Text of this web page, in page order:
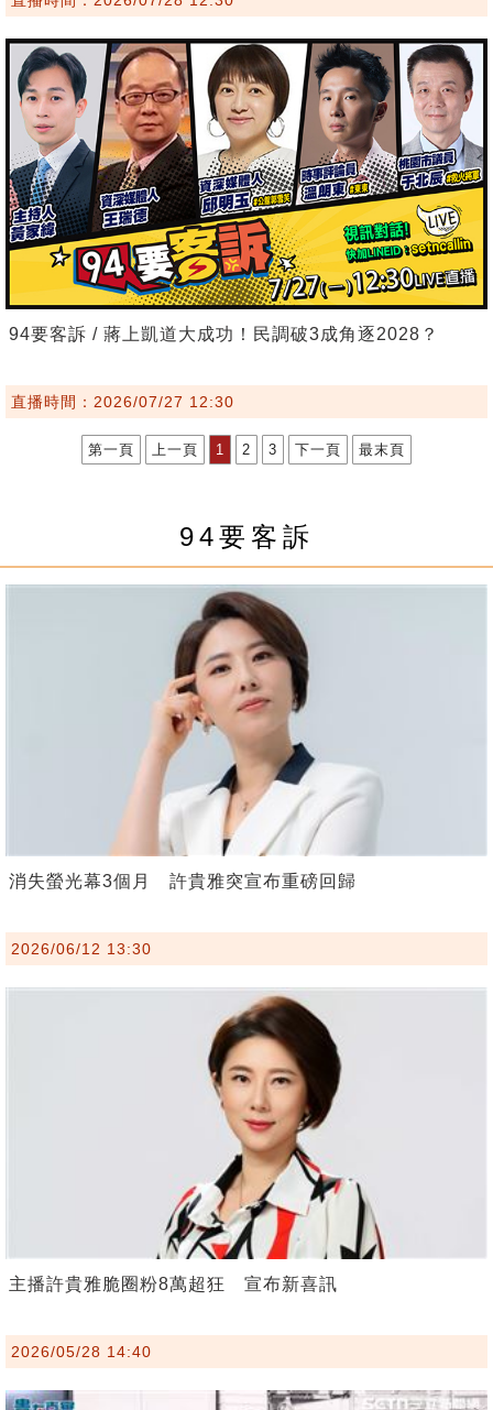
94要客訴 / 蔣上凱道大成功！民調破3成角逐2028？
直播時間：2026/07/27 12:30
第一頁 上一頁 1 2 3 下一頁 最末頁
94要客訴
消失螢光幕3個月 許貴雅突宣布重磅回歸
2026/06/12 13:30
主播許貴雅脆圈粉8萬超狂 宣布新喜訊
2026/05/28 14:40